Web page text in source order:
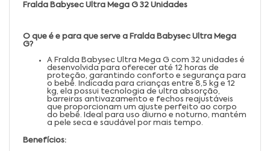
Fralda Babysec Ultra Mega G 32 Unidades
O que é e para que serve a Fralda Babysec Ultra Mega
G?
A Fralda Babysec Ultra Mega G com 32 unidades é
desenvolvida para oferecer até 12 horas de
proteção, garantindo conforto e segurança para
o bebê. Indicada para crianças entre 8,5 kg e 12
kg, ela possui tecnologia de ultra absorção,
barreiras antivazamento e fechos reajustáveis
que proporcionam um ajuste perfeito ao corpo
do bebê. Ideal para uso diurno e noturno, mantém
a pele seca e saudável por mais tempo.
Benefícios: